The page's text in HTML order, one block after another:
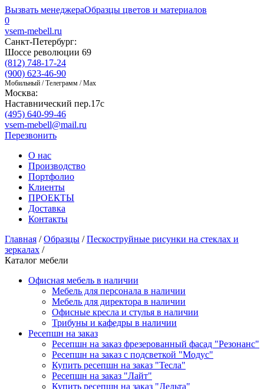
Вызвать менеджераОбразцы цветов и материалов
0
vsem-mebell.ru
Санкт-Петербург:
Шоссе революции 69
(812) 748-17-24
(900) 623-46-90
Мобильный / Телеграмм / Max
Москва:
Наставнический пер.17с
(495) 640-99-46
vsem-mebell@mail.ru
Перезвонить
О нас
Производство
Портфолио
Клиенты
ПРОЕКТЫ
Доставка
Контакты
Главная /Образцы /Пескоструйные рисунки на стеклах и
зеркалах /
Каталог мебели
Офисная мебель в наличии
Мебель для персонала в наличии
Мебель для директора в наличии
Офисные кресла и стулья в наличии
Трибуны и кафедры в наличии
Ресепшн на заказ
Ресепшн на заказ фрезерованный фасад "Резонанс"
Ресепшн на заказ с подсветкой "Модус"
Купить ресепшн на заказ "Тесла"
Ресепшн на заказ "Лайт"
Купить ресепшн на заказ "Дельта"